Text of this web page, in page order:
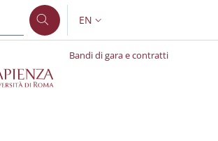
LANGUAGE SWITCHER:
EN
Bandi di gara e contratti